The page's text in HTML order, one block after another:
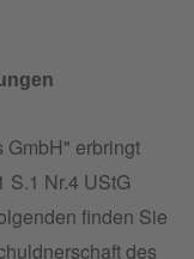
GmbH" erbringt
S.1 Nr.4 UStG
finden Sie
des